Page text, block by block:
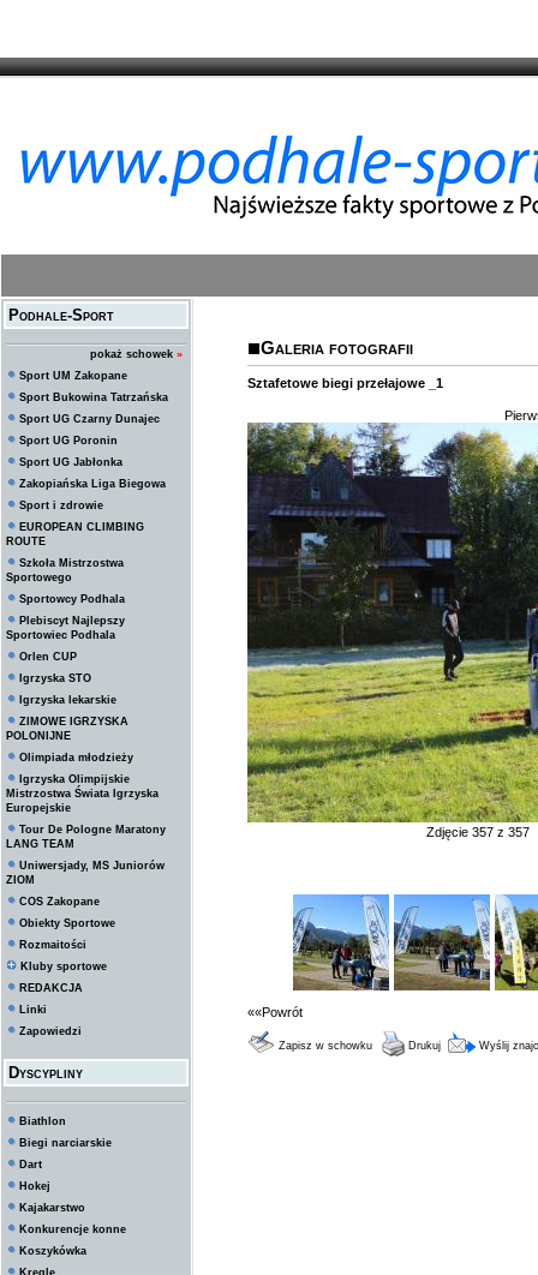
Podhale-Sport
pokaż schowek »
Sport UM Zakopane
Sport Bukowina Tatrzańska
Sport UG Czarny Dunajec
Sport UG Poronin
Sport UG Jabłonka
Zakopiańska Liga Biegowa
Sport i zdrowie
EUROPEAN CLIMBING
ROUTE
Szkoła Mistrzostwa
Sportowego
Sportowcy Podhala
Plebiscyt Najlepszy
Sportowiec Podhala
Orlen CUP
Igrzyska STO
Igrzyska lekarskie
ZIMOWE IGRZYSKA
POLONIJNE
Olimpiada młodzieży
Igrzyska Olimpijskie
Mistrzostwa Świata Igrzyska
Europejskie
Tour De Pologne Maratony
LANG TEAM
Uniwersjady, MS Juniorów
ZIOM
COS Zakopane
Obiekty Sportowe
Rozmaitości
Kluby sportowe
REDAKCJA
Linki
Zapowiedzi
Dyscypliny
Biathlon
Biegi narciarskie
Dart
Hokej
Kajakarstwo
Konkurencje konne
Koszykówka
Kręgle
Galeria fotografii
Sztafetowe biegi przełajowe _1
Zdjęcie 357 z 357
««Powrót
Zapisz w schowku Drukuj Wyślij